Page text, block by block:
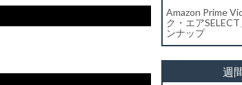
Amazon Prime
ク・エア
ンナップ
週